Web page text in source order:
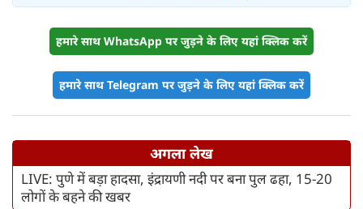
हमारे साथ WhatsApp पर जुड़ने के लिए यहां क्लिक करें
हमारे साथ Telegram पर जुड़ने के लिए यहां क्लिक करें
अगला लेख
LIVE: पुणे में बड़ा हादसा, इंद्रायणी नदी पर बना पुल ढहा, 15-20
लोगों के बहने की खबर